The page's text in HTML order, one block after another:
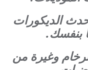
الديكورات
بنفسك.
وغيرة من